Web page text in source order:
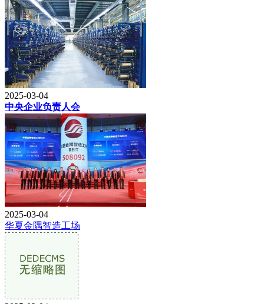
2025-03-04
中央企业负责人会
2025-03-04
华夏金隅智造工场